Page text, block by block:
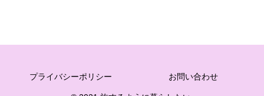
プライバシーポリシー お問い合わせ